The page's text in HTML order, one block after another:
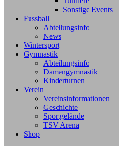
Sonstige Events
Fussball
Abteilungsinfo
News
Wintersport
Gymnastik
Abteilungsinfo
Damengymnastik
Kinderturnen
Verein
Vereinsinformationen
Geschichte
Sportgelände
TSV Arena
Shop